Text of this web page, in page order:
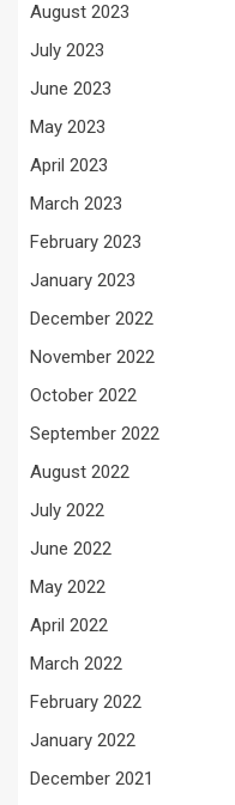
August 2023
July 2023
June 2023
May 2023
April 2023
March 2023
February 2023
January 2023
December 2022
November 2022
October 2022
September 2022
August 2022
July 2022
June 2022
May 2022
April 2022
March 2022
February 2022
January 2022
December 2021